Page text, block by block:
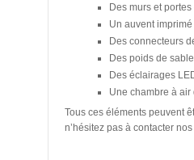
Des murs et
Un auvent imprimé
Des connecteurs
Des poids de sable
Des éclairages
Une chambre à air
Tous ces éléments peuvent
n’hésitez pas à contacter